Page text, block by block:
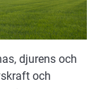
djurens och
och